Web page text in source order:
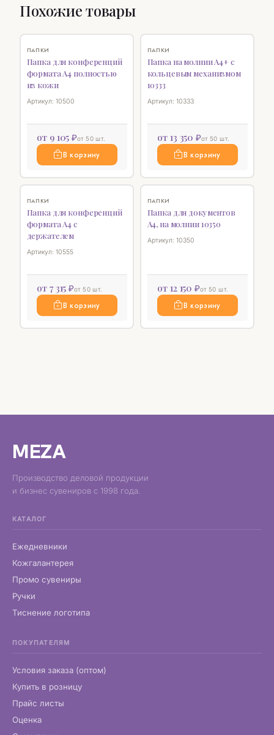
Похожие товары
ПАПКИ
Папка для конференций
формата А4 полностью
из кожи
Артикул: 10500
от 9 105 ₽от 50 шт.
В корзину
ПАПКИ
Папка на молнии А4+ с
кольцевым механизмом
10333
Артикул: 10333
от 13 350 ₽от 50 шт.
В корзину
ПАПКИ
Папка для конференций
формата А4 с
держателем
Артикул: 10555
от 7 315 ₽от 50 шт.
В корзину
ПАПКИ
Папка для документов
А4, на молнии 10350
Артикул: 10350
от 12 150 ₽от 50 шт.
В корзину
MEZA
Производство деловой продукции
и бизнес сувениров с 1998 года.
КАТАЛОГ
Ежедневники
Кожгалантерея
Промо сувениры
Ручки
Тиснение логотипа
ПОКУПАТЕЛЯМ
Условия заказа (оптом)
Купить в розницу
Прайс листы
Оценка